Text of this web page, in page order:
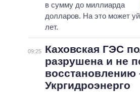
в сумму до миллиарда
долларов. На это может
лет.
09:25
Каховская ГЭС
разрушена и не
восстановлению
Укргидроэнерго